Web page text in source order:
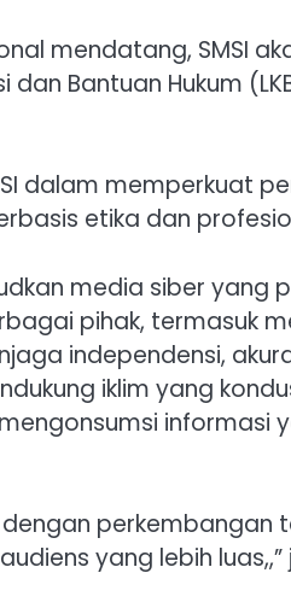
mendatang, SMSI
Bantuan Hukum
dalam memperkuat
etika dan
media siber yang
pihak, termasuk
independensi,
iklim yang
informasi
perkembangan
yang lebih luas,,”